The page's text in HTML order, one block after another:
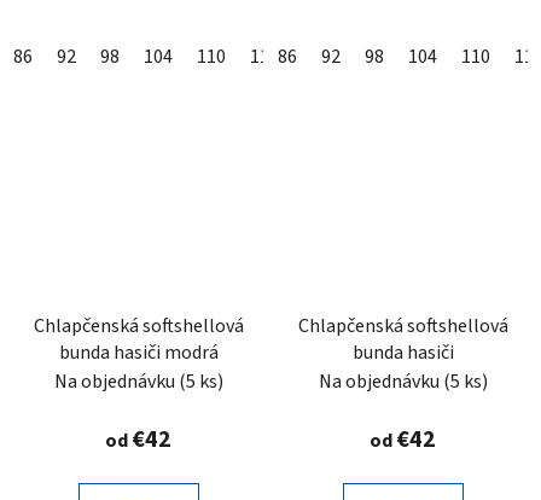
86 92 98 104 110 116 122 128 134
86 92 98 104 110
Chlapčenská softshellová
bunda hasiči modrá
Na objednávku (5 ks)
od€42
Chlapčenská softshellová
bunda hasiči
Na objednávku (5 ks)
od€42